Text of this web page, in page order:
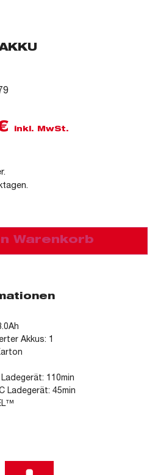
inkl. MwSt.
Warenkorb
Akkus: 1
110min
Ladegerät: 45min